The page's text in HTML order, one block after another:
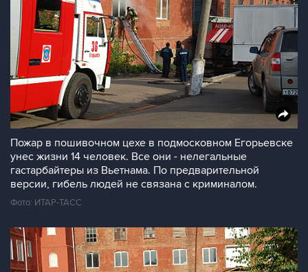
Пожар в пошивочном цехе в подмосковном Егорьевске
унес жизни 14 человек. Все они - нелегальные
гастарбайтеры из Вьетнама. По предварительной
версии, гибель людей не связана с криминалом.
Фото: ИТАР-ТАСС